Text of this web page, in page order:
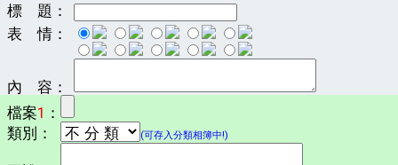
標 題：
表 情：
內 容：
檔案1 ：
類別：
(可存入分類相簿中!)